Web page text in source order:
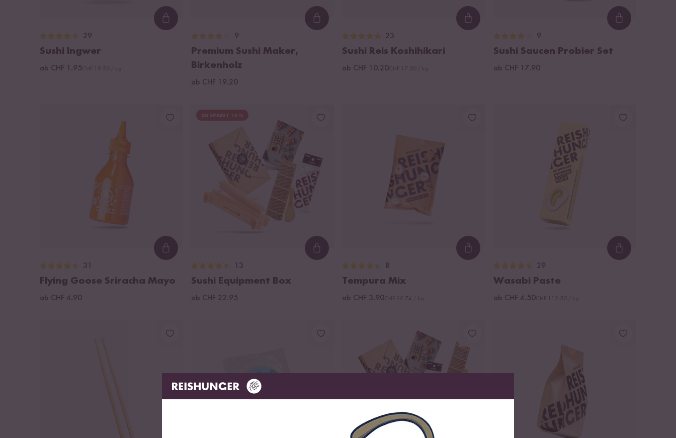
Loading...
29
Sushi Ingwer
ab CHF 1.95
Loading...
9
Premium Sushi Maker,
Birkenholz
ab CHF 19.20
Loading...
23
Sushi Reis Koshihikari
ab CHF 10.20
Loading...
9
Sushi Saucen Probier Set
ab CHF 17.90
Loading...
31
Flying Goose Sriracha Mayo
ab CHF 4.90
DU SPARST 10 %
Loading...
13
Sushi Equipment Box
ab CHF 22.95
Loading...
8
Tempura Mix
ab CHF 3.90
Loading...
29
Wasabi Paste
ab CHF 4.50CHF 112.50 / kg